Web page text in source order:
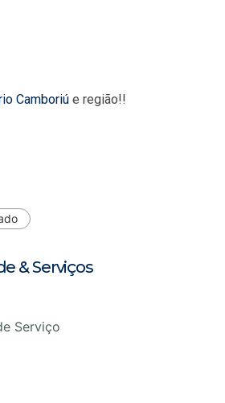
Camboriú e região!!
& Serviços
Serviço